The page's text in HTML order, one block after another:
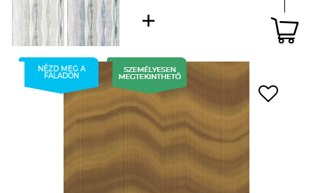
NÉZD MEG A
FALADON